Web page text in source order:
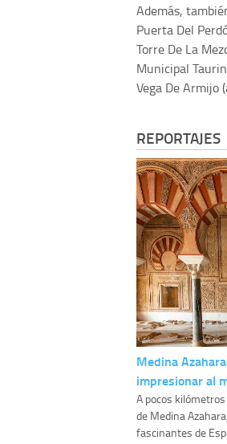
Además,
Puerta Del
Torre De La
Municipal
Vega De Armijo
REPORTAJES
Medina
impresionar al
A pocos
de Medina
fascinantes de